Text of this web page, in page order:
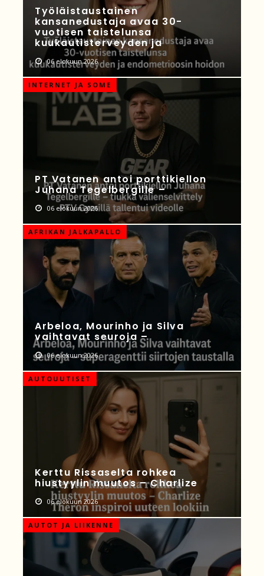
Työläistaustainen
kansanedustaja avaa 30-
vuotisen taistelunsa
kuukautisterveyden ja
06 elokuun 2026
INTERNET JA SOME
PT Vatanen antoi porttikiellon
Juhana Tegelbergille –
06 elokuun 2026
AFRIKAN JALKAPALLO
Arbeloa, Mourinho ja Silva
vaihtavat seuroja –
06 elokuun 2026
AUTOUUTISET
Kerttu Rissaselta rohkea
hiustyylin muutos – Charlize
06 elokuun 2026
AUTOT JA LIIKENNE